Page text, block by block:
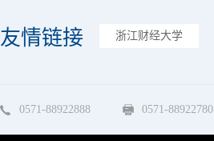
友情链接 浙江财经大学
0571-88922888 0571-88922780